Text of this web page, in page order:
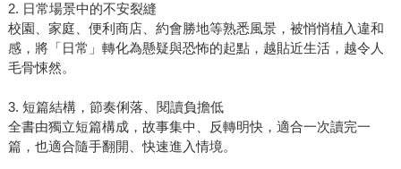
2. 日常場景中的不安裂縫
校園、家庭、便利商店、約會勝地等熟悉風景，被悄悄植入違和
感，將「日常」轉化為懸疑與恐怖的起點，越貼近生活，越令人
毛骨悚然。
3. 短篇結構，節奏俐落、閱讀負擔低
全書由獨立短篇構成，故事集中、反轉明快，適合一次讀完一
篇，也適合隨手翻開、快速進入情境。